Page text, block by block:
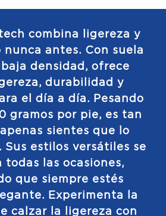
combina ligereza y
antes. Con suela
densidad, ofrece
durabilidad y
el día a día. Pesando
gramos por pie, es tan
sientes que lo
Sus estilos versátiles se
todas las ocasiones,
que siempre estés
Experimenta la
calzar la ligereza con